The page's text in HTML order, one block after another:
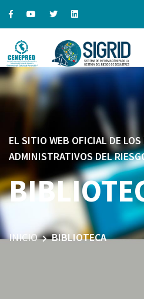
EL SITIO WEB OFICIAL DE LOS
ADMINISTRATIVOS DEL
INICIO BIBLIOTECA